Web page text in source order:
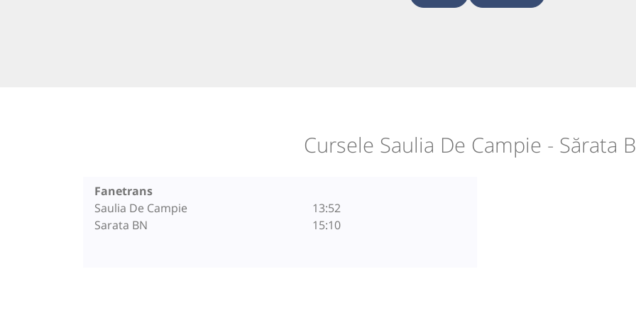
Cursele Saulia De Campie - Sărata
Fanetrans
Saulia De Campie
Sarata BN
13:52
15:10